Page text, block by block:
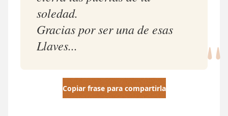
"
soledad.
Gracias por ser una de esas
Llaves...
Copiar frase para compartirla